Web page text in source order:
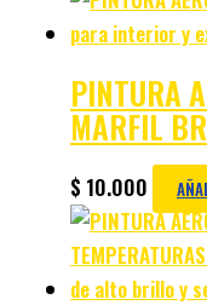
PINTURA
MARFIL
$ 10.000